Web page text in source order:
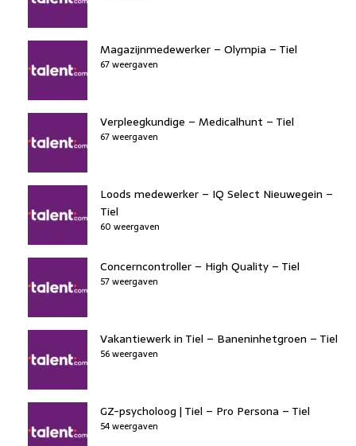
Magazijnmedewerker – Olympia – Tiel
67 weergaven
Verpleegkundige – Medicalhunt – Tiel
67 weergaven
Loods medewerker – IQ Select Nieuwegein –
Tiel
60 weergaven
Concerncontroller – High Quality – Tiel
57 weergaven
Vakantiewerk in Tiel – Baneninhetgroen – Tiel
56 weergaven
GZ-psycholoog | Tiel – Pro Persona – Tiel
54 weergaven